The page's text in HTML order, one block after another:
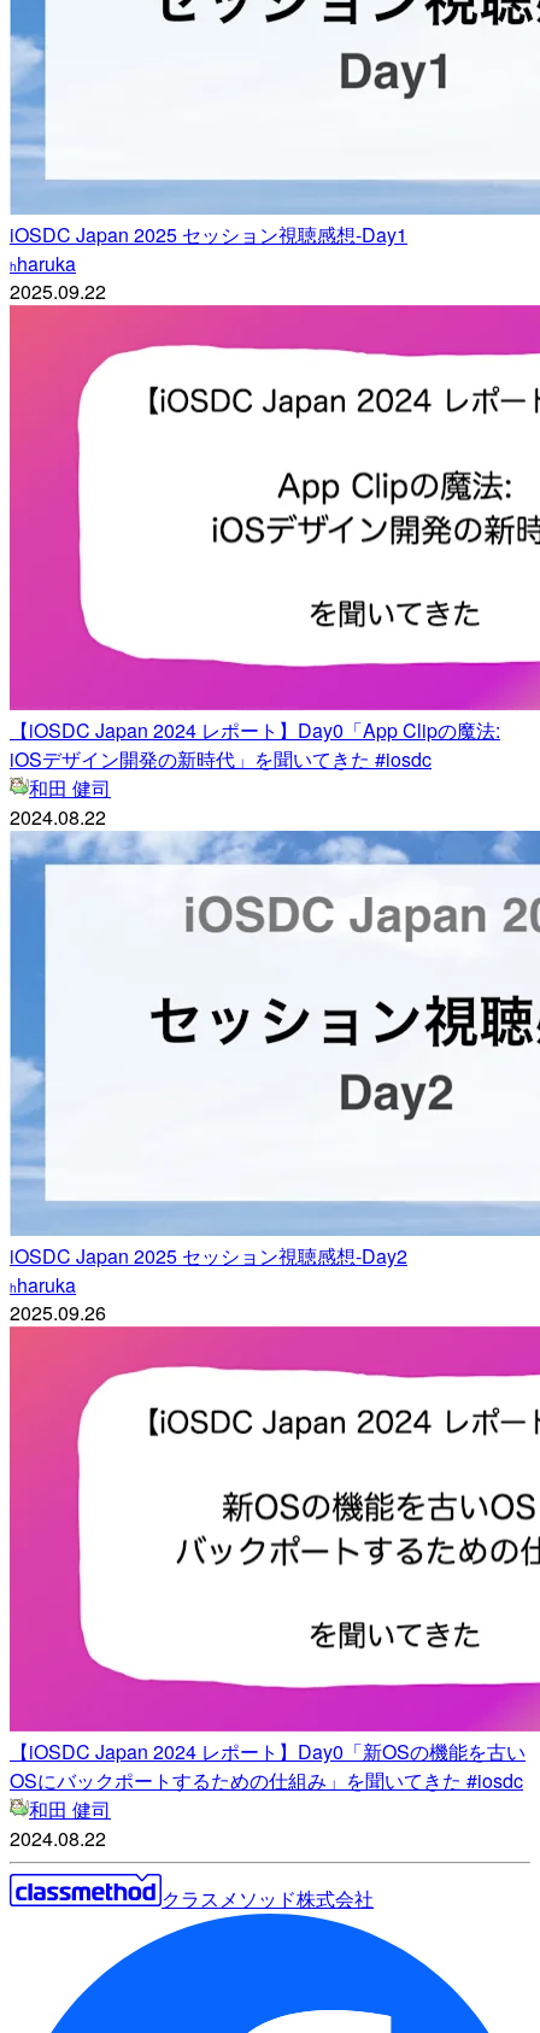
iOSDC Japan 2025 セッション視聴感想-Day1
hharuka
2025.09.22
【iOSDC Japan 2024 レポート】Day0「App Clipの魔法:
iOSデザイン開発の新時代」を聞いてきた #iosdc
和田 健司
2024.08.22
iOSDC Japan 2025 セッション視聴感想-Day2
hharuka
2025.09.26
【iOSDC Japan 2024 レポート】Day0「新OSの機能を古い
OSにバックポートするための仕組み」を聞いてきた #iosdc
和田 健司
2024.08.22
クラスメソッド株式会社